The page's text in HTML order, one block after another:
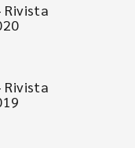
Rivista
Rivista